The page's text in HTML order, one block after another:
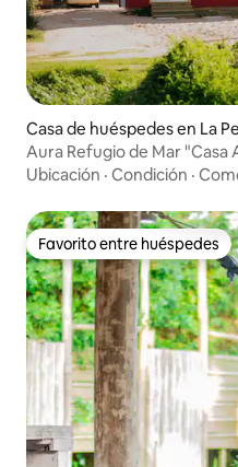
Casa de huéspedes en La
Aura Refugio de Mar "Casa
Ubicación · Condición ·
Favorito entre huéspedes
Favorito entre huéspedes